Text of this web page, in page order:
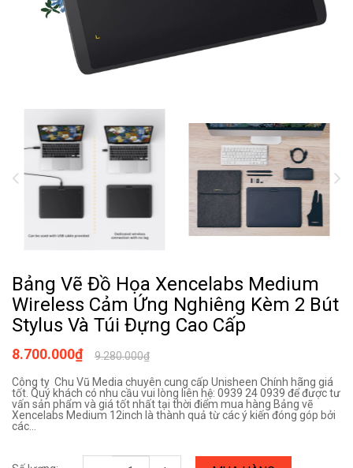
Bảng Vẽ Đồ Họa Xencelabs Medium
Wireless Cảm Ứng Nghiêng Kèm 2 Bút
Stylus Và Túi Đựng Cao Cấp
9.280.000₫
8.700.000₫
Công ty Chu Vũ Media chuyên cung cấp Unisheen Chính hãng giá
tốt. Quý khách có nhu cầu vui lòng liên hệ: 0939 24 0939 để được tư
vấn sản phẩm và giá tốt nhất tại thời điểm mua hàng Bảng vẽ
Xencelabs Medium 12inch là thành quả từ các ý kiến đóng góp bởi
các...